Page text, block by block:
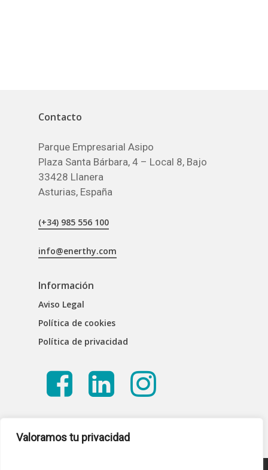
Valoramos tu privacidad
Contacto
Parque Empresarial Asipo
Plaza Santa Bárbara, 4 – Local 8, Bajo
33428 Llanera
Asturias, España
(+34) 985 556 100
info@enerthy.com
Información
Aviso Legal
Política de cookies
Política de privacidad